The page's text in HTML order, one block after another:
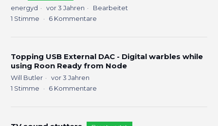
energyd vor 3 Jahren
Bearbeitet
1 Stimme 6 Kommentare
Topping USB External DAC - Digital warbles while
using Roon Ready from Node
Will Butler
vor 3 Jahren
1 Stimme 6 Kommentare